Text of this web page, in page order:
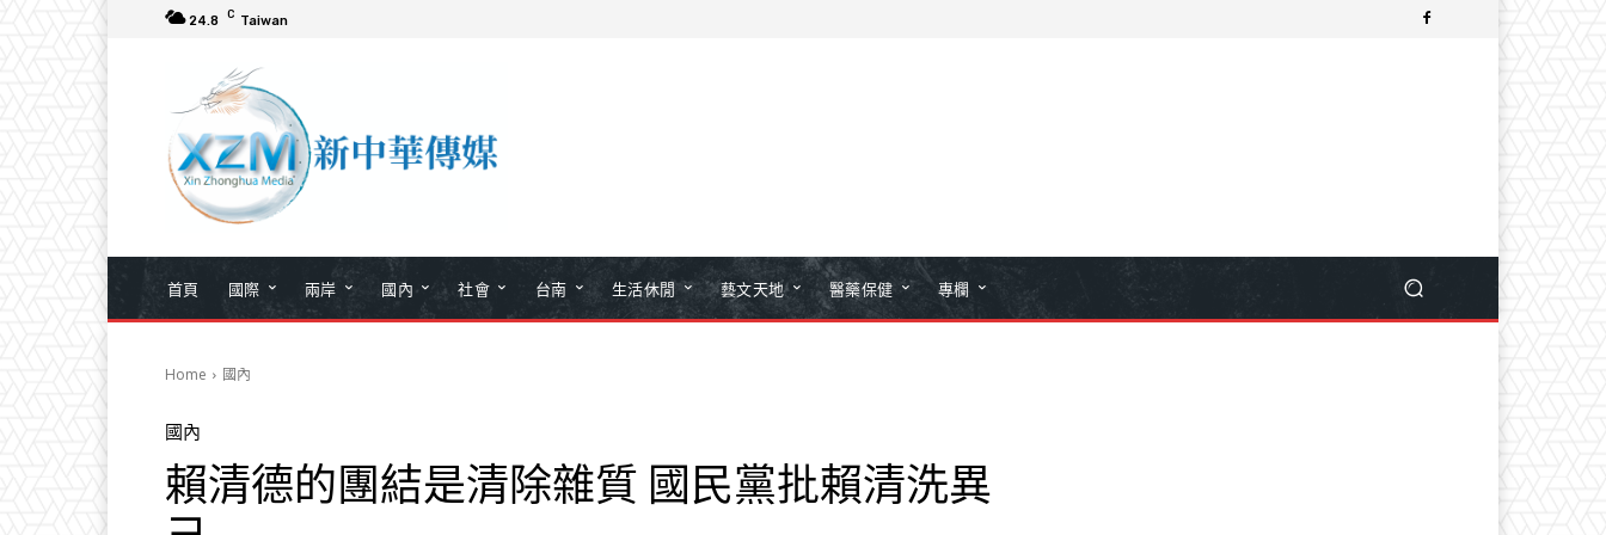
24.8 C Taiwan
首頁 國際 兩岸 國內 社會 台南 生活休閒 藝文天地 醫藥保健 專欄
Home 國內
國內
賴清德的團結是清除雜質 國民黨批賴清洗異